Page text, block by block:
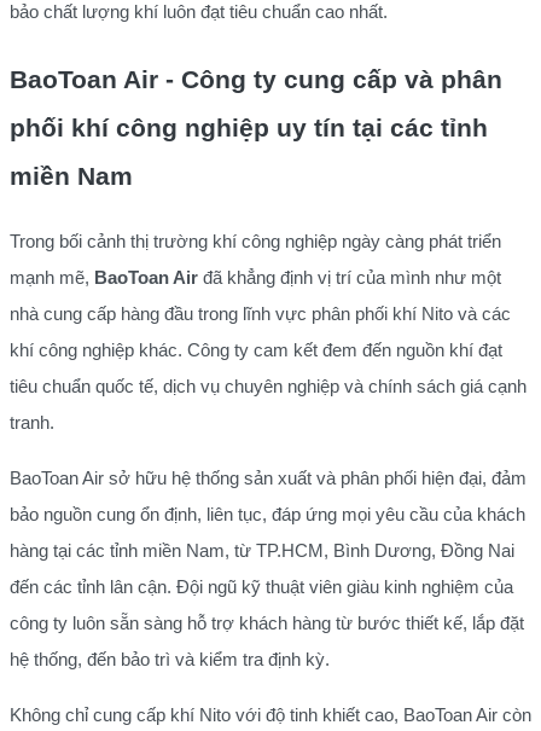
bảo chất lượng khí luôn đạt tiêu chuẩn cao nhất.
BaoToan Air - Công ty cung cấp và phân
phối khí công nghiệp uy tín tại các tỉnh
miền Nam
Trong bối cảnh thị trường khí công nghiệp ngày càng phát triển
mạnh mẽ, BaoToan Air đã khẳng định vị trí của mình như một
nhà cung cấp hàng đầu trong lĩnh vực phân phối khí Nito và các
khí công nghiệp khác. Công ty cam kết đem đến nguồn khí đạt
tiêu chuẩn quốc tế, dịch vụ chuyên nghiệp và chính sách giá cạnh
tranh.
BaoToan Air sở hữu hệ thống sản xuất và phân phối hiện đại, đảm
bảo nguồn cung ổn định, liên tục, đáp ứng mọi yêu cầu của khách
hàng tại các tỉnh miền Nam, từ TP.HCM, Bình Dương, Đồng Nai
đến các tỉnh lân cận. Đội ngũ kỹ thuật viên giàu kinh nghiệm của
công ty luôn sẵn sàng hỗ trợ khách hàng từ bước thiết kế, lắp đặt
hệ thống, đến bảo trì và kiểm tra định kỳ.
Không chỉ cung cấp khí Nito với độ tinh khiết cao, BaoToan Air còn